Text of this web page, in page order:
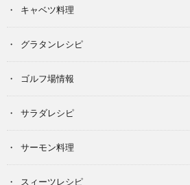
キャベツ料理
グラタンレシピ
ゴルフ場情報
サラダレシピ
サーモン料理
スィーツレシピ